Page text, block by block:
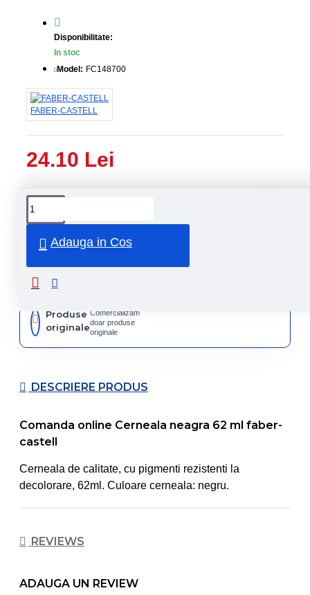
24.10 Lei
Disponibilitate:
In stoc
Model: FC148700
FABER-CASTELL
Adauga in Cos
curier
Produse
originale
Comercializam
doar produse
originale
DESCRIERE PRODUS
Comanda online Cerneala neagra 62 ml faber-
castell
Cerneala de calitate, cu pigmenti rezistenti la
decolorare, 62ml. Culoare cerneala: negru.
REVIEWS
ADAUGA UN REVIEW